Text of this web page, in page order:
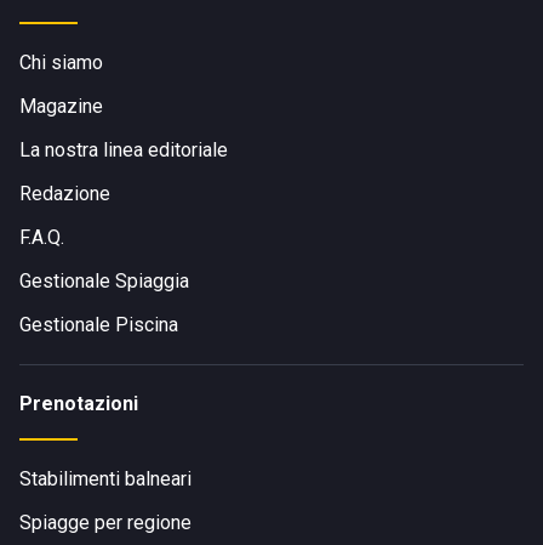
Chi siamo
Magazine
La nostra linea editoriale
Redazione
F.A.Q.
Gestionale Spiaggia
Gestionale Piscina
Prenotazioni
Stabilimenti balneari
Spiagge per regione